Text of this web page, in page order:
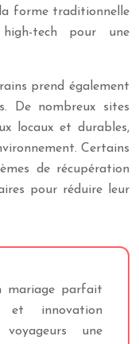
forme traditionnelle
tech pour une
prend également
De nombreux sites
locaux et durables,
Certains
de récupération
pour réduire leur
mariage parfait
et innovation
une